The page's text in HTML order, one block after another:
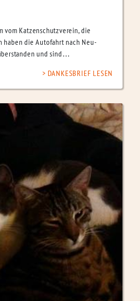
vom Katzenschutzverein, die
haben die Autofahrt nach Neu-
und sind…
DANKESBRIEF LESEN